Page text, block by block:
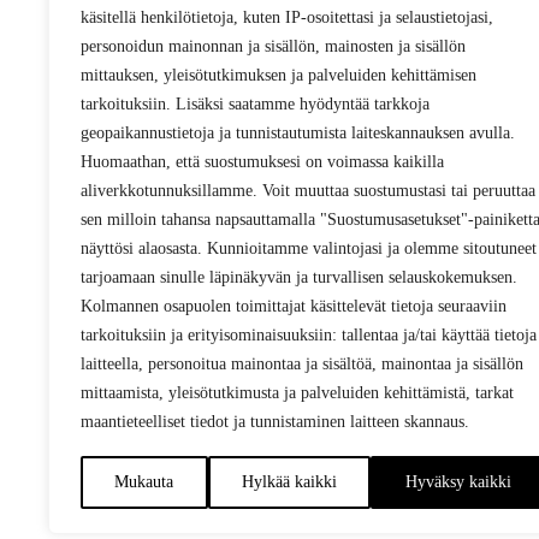
käsitellä henkilötietoja, kuten IP-osoitettasi ja selaustietojasi,
personoidun mainonnan ja sisällön, mainosten ja sisällön
mittauksen, yleisötutkimuksen ja palveluiden kehittämisen
tarkoituksiin. Lisäksi saatamme hyödyntää tarkkoja
geopaikannustietoja ja tunnistautumista laiteskannauksen avulla.
Huomaathan, että suostumuksesi on voimassa kaikilla
aliverkkotunnuksillamme. Voit muuttaa suostumustasi tai peruuttaa
sen milloin tahansa napsauttamalla "Suostumusasetukset"-painiketta
näyttösi alaosasta. Kunnioitamme valintojasi ja olemme sitoutuneet
tarjoamaan sinulle läpinäkyvän ja turvallisen selauskokemuksen.
Kolmannen osapuolen toimittajat käsittelevät tietoja seuraaviin
tarkoituksiin ja erityisominaisuuksiin: tallentaa ja/tai käyttää tietoja
laitteella, personoitua mainontaa ja sisältöä, mainontaa ja sisällön
mittaamista, yleisötutkimusta ja palveluiden kehittämistä, tarkat
maantieteelliset tiedot ja tunnistaminen laitteen skannaus.
Mukauta Hylkää kaikki Hyväksy kaikki